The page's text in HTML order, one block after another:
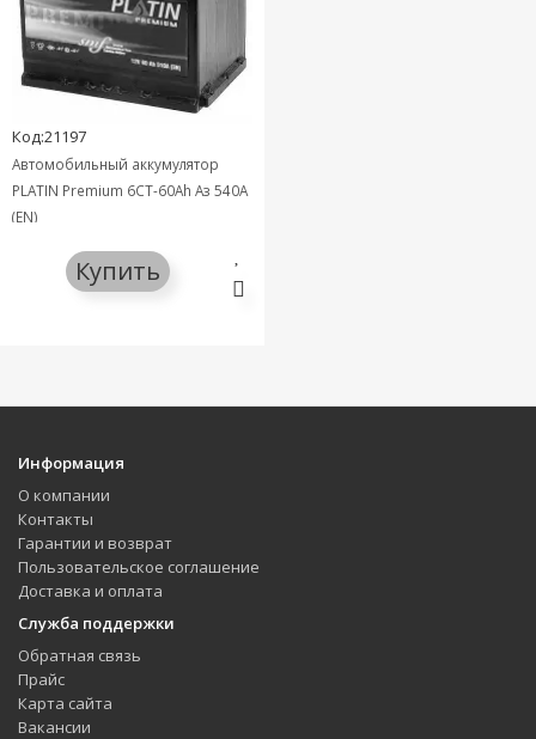
Код:21197
Автомобильный аккумулятор
PLATIN Premium 6СТ-60Ah Аз 540A
(EN)
Купить
Информация
О компании
Контакты
Гарантии и возврат
Пользовательское соглашение
Доставка и оплата
Служба поддержки
Обратная связь
Прайс
Карта сайта
Вакансии